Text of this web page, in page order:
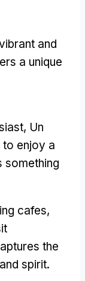
and
a unique
, Un
enjoy a
something
cafes,
the
spirit.